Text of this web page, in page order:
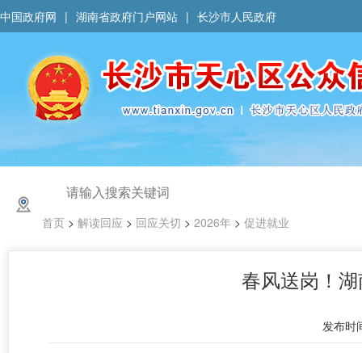
中国政府网 | 湖南省政府门户网站 | 长沙市人民政府
首页 > 解读回应 > 回应关切 > 2026年 > 促进就业
春风送岗！
发布时